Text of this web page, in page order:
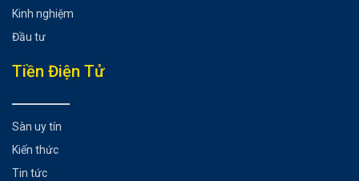
Kinh nghiệm
Đầu tư
Tiền Điện Tử
Sàn uy tín
Kiến thức
Tin tức